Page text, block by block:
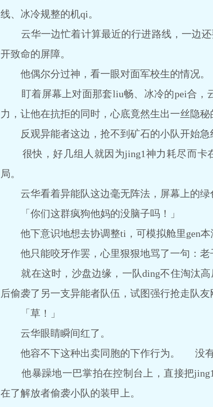
线、冰冷规整的机qi。
云华一边忙着计算最近的行进路线，一边还
开致命的屏障。
他偶尔分过神，看一眼对面军校生的情况。
盯着屏幕上对面那套liu畅、冰冷的pei合，
力，让他在抗拒的同时，心底竟然生出一丝隐秘
反观异能者这边，抢不到矿石的小队开始急
很快，好几组人就因为jing1神力耗尽而卡
局。
云华看着异能队这边毫无阵法，屏幕上的绿
「你们这群疯狗他妈的没脑子吗！」
他下意识地想去协调整ti，可模拟舱里gen本
他只能咬牙作罢，心里狠狠地骂了一句：老
就在这时，沙盘边缘，一队ding不住淘汰高
后偷袭了另一支异能者队伍，试图强行抢走队友
「草！」
云华眼睛瞬间红了。
他容不下这种出卖同胞的下作行为。 没有
他暴躁地一巴掌拍在控制台上，直接把jing1
在了解放者偷袭小队的装甲上。